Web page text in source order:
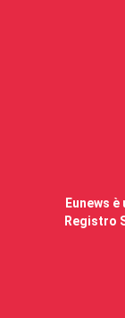
Eunews
Registro